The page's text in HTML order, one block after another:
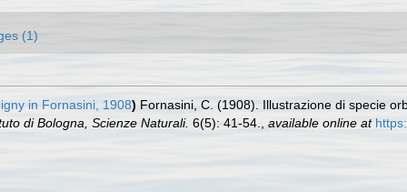
(1)
in Fornasini, 1908) Fornasini, C. (1908). Illustrazione di specie
di Bologna, Scienze Naturali. 6(5): 41-54. available online at